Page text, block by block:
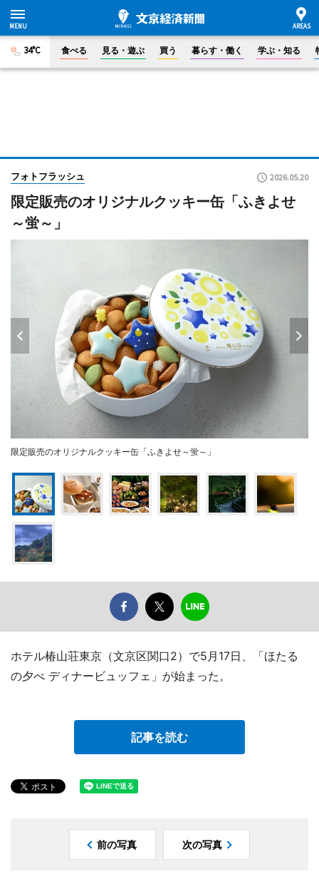
34°C 食べる 見る・遊ぶ 買う 暮らす・働く 学ぶ・知る
フォトフラッシュ 2026.05.20
限定販売のオリジナルクッキー缶「ふきよせ
～蛍～」
限定販売のオリジナルクッキー缶「ふきよせ～蛍～」
ホテル椿山荘東京（文京区関口2）で5月17日、「ほたる
の夕べ ディナービュッフェ」が始まった。
記事を読む
前の写真 次の写真